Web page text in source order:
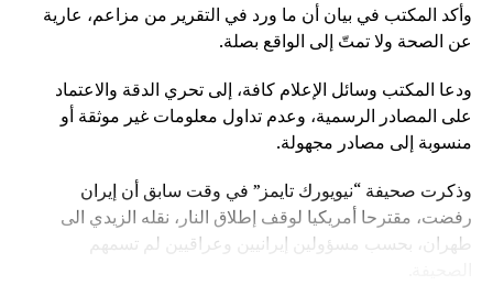
وأكد المكتب في بيان أن ما ورد في التقرير من مزاعم، عارية
عن الصحة ولا تمتّ إلى الواقع بصلة.
ودعا المكتب وسائل الإعلام كافة، إلى تحري الدقة والاعتماد
على المصادر الرسمية، وعدم تداول معلومات غير موثقة أو
منسوبة إلى مصادر مجهولة.
وذكرت صحيفة “نيويورك تايمز” في وقت سابق أن إيران
رفضت، مقترحا أمريكيا لوقف إطلاق النار، نقله الزيدي الى
طهران، بحسب مسؤولين إيرانيين وعراقيين لم تسمهم